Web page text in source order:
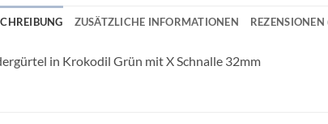
ZUSÄTZLICHE INFORMATIONEN REZENSIONEN
in Krokodil Grün mit X Schnalle 32mm